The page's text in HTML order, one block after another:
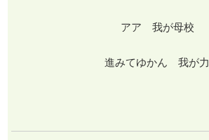
アア 我が母校
進みてゆかん 我が力